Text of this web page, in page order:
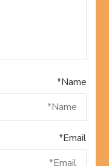
Name
*
Email
*